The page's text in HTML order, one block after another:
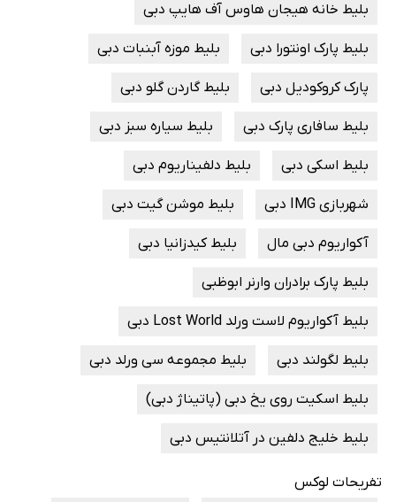
بلیط خانه هیجان هاوس آف هایپ دبی
بلیط پارک اونتورا دبی بلیط موزه آبنبات دبی
پارک کروکودیل دبی بلیط گاردن گلو دبی
بلیط سافاری پارک دبی بلیط سیاره سبز دبی
بلیط اسکی دبی بلیط دلفیناریوم دبی
شهربازی IMG دبی بلیط موشن گیت دبی
آکواریوم دبی مال بلیط کیدزانیا دبی
بلیط پارک برادران وارنر ابوظبی
بلیط آکواریوم لاست ورلد Lost World دبی
بلیط لگولند دبی بلیط مجموعه سی ورلد دبی
بلیط اسکیت روی یخ دبی (پاتیناژ دبی)
بلیط خلیج دلفین در آتلانتیس دبی
تفریحات لوکس